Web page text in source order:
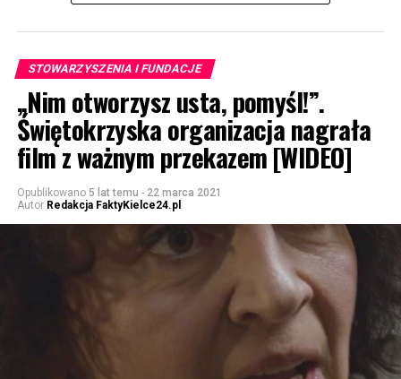
STOWARZYSZENIA I FUNDACJE
„Nim otworzysz usta, pomyśl!”.
Świętokrzyska organizacja nagrała
film z ważnym przekazem [WIDEO]
Opublikowano 5 lat temu - 22 marca 2021
Autor Redakcja FaktyKielce24.pl